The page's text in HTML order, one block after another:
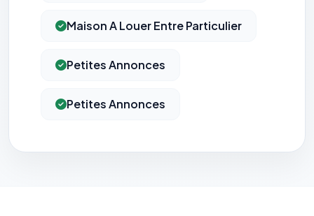
Maison A Louer Entre Particulier
Petites Annonces
Petites Annonces